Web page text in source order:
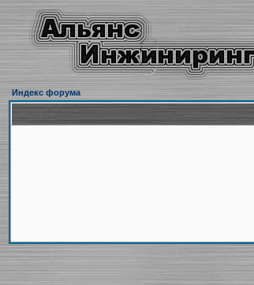
Индекс форума